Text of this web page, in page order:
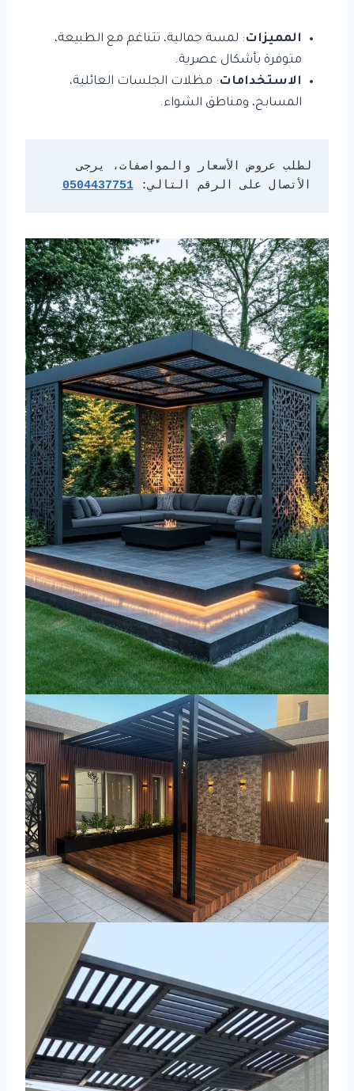
المميزات: لمسة جمالية، تتناغم مع الطبيعة،
متوفرة بأشكال عصرية.
الاستخدامات: مظلات الجلسات العائلية،
المسابح، ومناطق الشواء.
لطلب عروض الأسعار والمواصفات، يرجى
الأتصال على الرقم التالي: 0504437751